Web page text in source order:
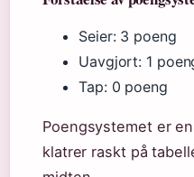
Seier: 3 poeng
Uavgjort: 1
Tap: 0 poeng
Poengsystemet er
klatrer raskt på